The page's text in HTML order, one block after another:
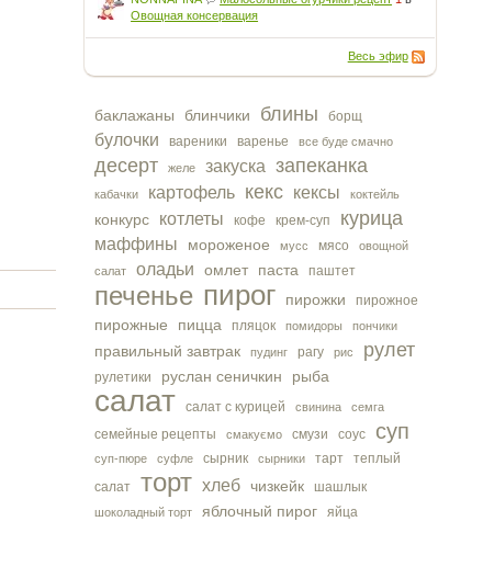
Овощная консервация
Весь эфир
баклажаны блинчики блины борщ
булочки вареники варенье все буде смачно
десерт желе закуска запеканка
кабачки картофель кекс кексы коктейль
конкурс котлеты кофе крем-суп курица
маффины мороженое мусс мясо
овощной
салат
оладьи омлет паста паштет
печенье пирог пирожки пирожное
пирожные пицца пляцок помидоры пончики
правильный завтрак пудинг рагу рис рулет
рулетики руслан сеничкин рыба
салат салат с курицей свинина семга
семейные рецепты смакуємо смузи соус суп
суп-пюре суфле сырник сырники тарт
теплый
салат
торт хлеб чизкейк шашлык
шоколадный торт яблочный пирог яйца